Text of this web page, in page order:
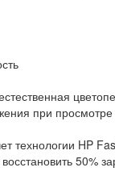
при
технологии HP
50%